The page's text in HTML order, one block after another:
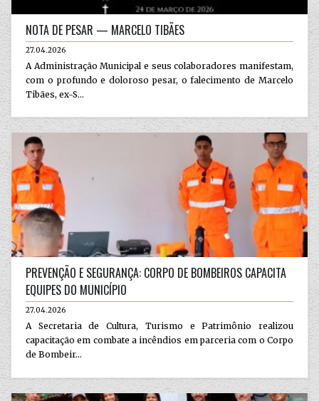
NOTA DE PESAR — MARCELO TIBÃES
27.04.2026
A Administração Municipal e seus colaboradores manifestam,
com o profundo e doloroso pesar, o falecimento de Marcelo
Tibães, ex-S...
PREVENÇÃO E SEGURANÇA: CORPO DE BOMBEIROS CAPACITA
EQUIPES DO MUNICÍPIO
27.04.2026
A Secretaria de Cultura, Turismo e Patrimônio realizou
capacitação em combate a incêndios em parceria com o Corpo
de Bombeir...